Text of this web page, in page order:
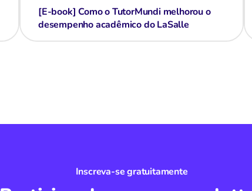
[E-book] Como o TutorMundi melhorou o
desempenho acadêmico do LaSalle
Inscreva-se gratuitamente